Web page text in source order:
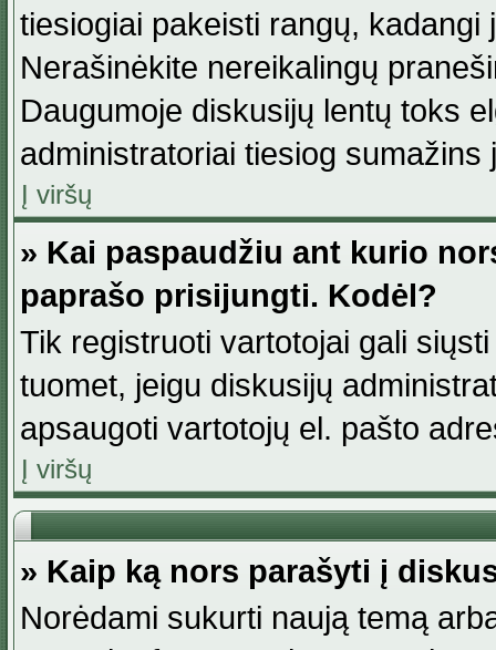
tiesiogiai pakeisti rangų,
Nerašinėkite nereikalingų
Daugumoje diskusijų lentų toks
administratoriai tiesiog
Į viršų
» Kai paspaudžiu ant kurio
paprašo prisijungti. Kodėl?
Tik registruoti vartotojai gali
tuomet, jeigu diskusijų
apsaugoti vartotojų el. pašto
Į viršų
» Kaip ką nors parašyti į
Norėdami sukurti naują temą